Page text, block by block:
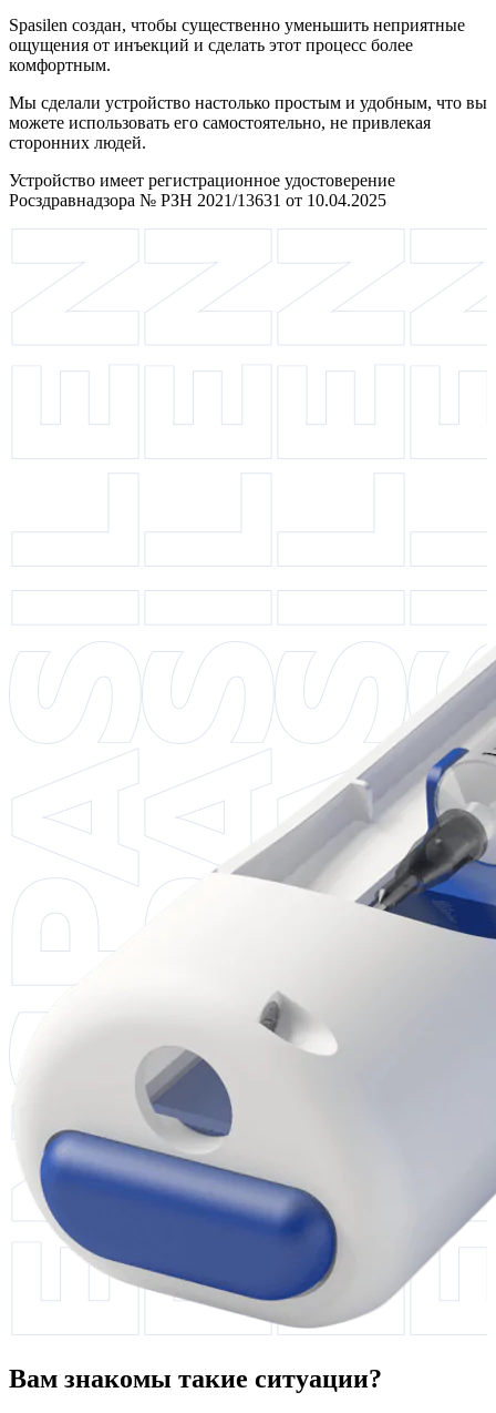
Spasilen создан, чтобы существенно уменьшить неприятные
ощущения от инъекций и сделать этот процесс более
комфортным.
Мы сделали устройство настолько простым и удобным, что вы
можете использовать его самостоятельно, не привлекая
сторонних людей.
Устройство имеет регистрационное удостоверение
Росздравнадзора № РЗН 2021/13631 от 10.04.2025
Вам знакомы такие ситуации?